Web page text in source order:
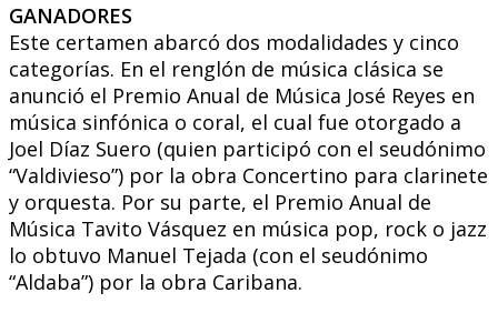
GANADORES
Este certamen abarcó dos modalidades y cinco
categorías. En el renglón de música clásica se
anunció el Premio Anual de Música José Reyes en
música sinfónica o coral, el cual fue otorgado a
Joel Díaz Suero (quien participó con el seudónimo
“Valdivieso”) por la obra Concertino para clarinete
y orquesta. Por su parte, el Premio Anual de
Música Tavito Vásquez en música pop, rock o jazz
lo obtuvo Manuel Tejada (con el seudónimo
“Aldaba”) por la obra Caribana.